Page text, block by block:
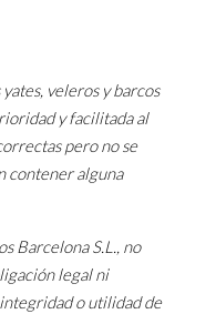
veleros y barcos
y facilitada al
pero no se
contener alguna
Barcelona S.L., no
legal ni
o utilidad de